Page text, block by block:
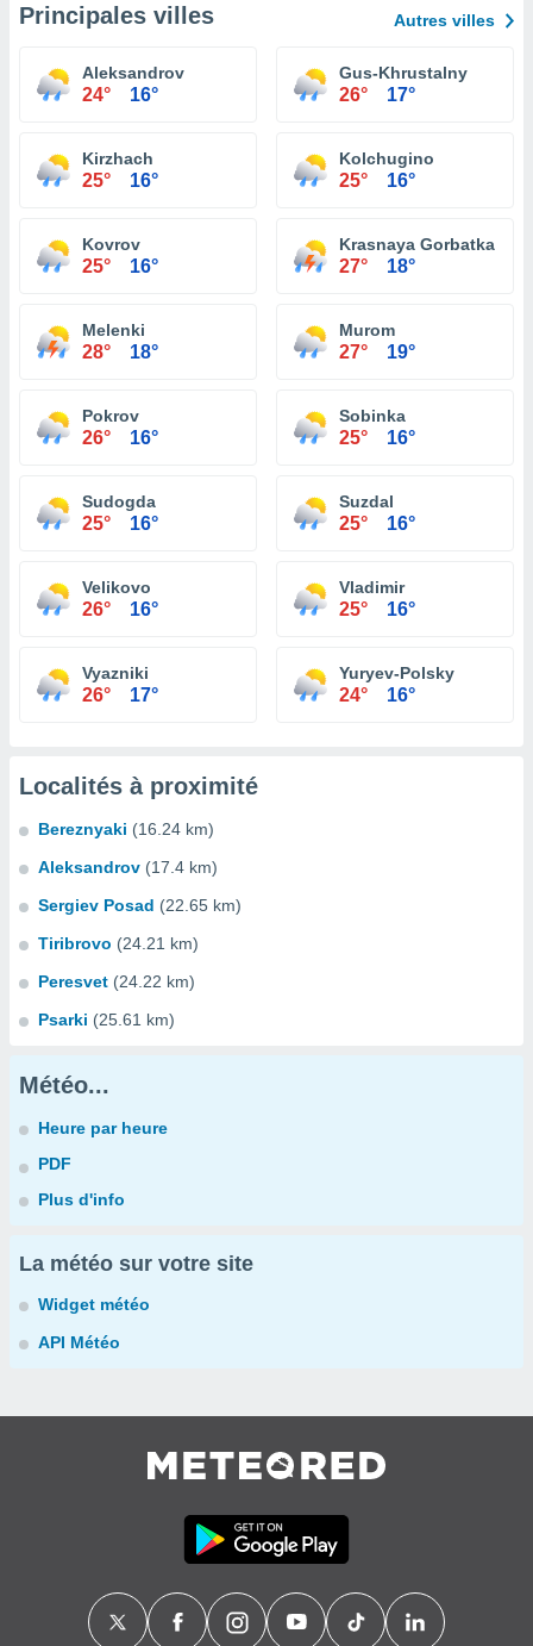
Principales villes Autres villes
Aleksandrov
24° 16°
Gus-Khrustalny
26° 17°
Kirzhach
25° 16°
Kolchugino
25° 16°
Kovrov
25° 16°
Krasnaya Gorbatka
27° 18°
Melenki
28° 18°
Murom
27° 19°
Pokrov
26° 16°
Sobinka
25° 16°
Sudogda
25° 16°
Suzdal
25° 16°
Velikovo
26° 16°
Vladimir
25° 16°
Vyazniki
26° 17°
Yuryev-Polsky
24° 16°
Localités à proximité
Bereznyaki (16.24 km)
Aleksandrov (17.4 km)
Sergiev Posad (22.65 km)
Tiribrovo (24.21 km)
Peresvet (24.22 km)
Psarki (25.61 km)
Météo...
Heure par heure
PDF
Plus d'info
La météo sur votre site
Widget météo
API Météo